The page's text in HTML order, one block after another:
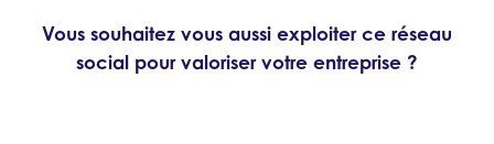
Vous souhaitez vous aussi exploiter ce réseau
social pour valoriser votre entreprise ?